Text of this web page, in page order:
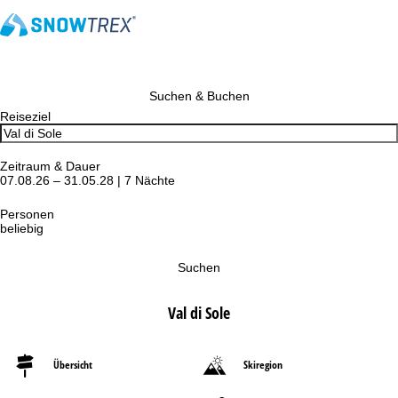
Suchen & Buchen
Reiseziel
Zeitraum & Dauer
07.08.26 – 31.05.28 | 7 Nächte
Personen
beliebig
Suchen
Val di Sole
Übersicht Skiregion